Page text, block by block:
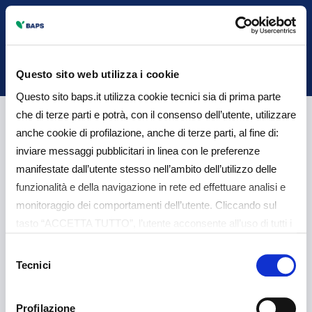
Questo sito web utilizza i cookie
Questo sito baps.it utilizza cookie tecnici sia di prima parte
che di terze parti e potrà, con il consenso dell’utente, utilizzare
anche cookie di profilazione, anche di terze parti, al fine di:
inviare messaggi pubblicitari in linea con le preferenze
manifestate dall’utente stesso nell’ambito dell’utilizzo delle
funzionalità e della navigazione in rete ed effettuare analisi e
monitoraggio dei comportamenti dell’utente. Cliccando sul
tasto “ACCETTA TUTTO”, l’utente acconsente all’uso di tutti i
analitici. Il consenso è facoltativo e può essere revocato in
qualsiasi momento. Se l’utente desidera gestire le proprie
preferenze può cliccare sul tasto “Dettagli” (accessibile in
delTecnici
Profilazione
Back
Documentazione